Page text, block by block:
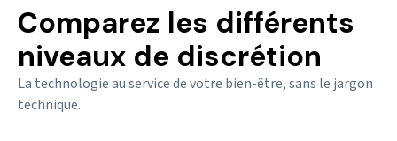
Comparez les différents
niveaux de discrétion
La technologie au service de votre bien-être, sans le jargon
technique.